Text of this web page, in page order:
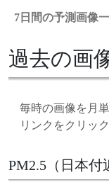
7日間の予測画像
過去の画
毎時の画像を月
リンクをクリッ
PM2.5（日本付